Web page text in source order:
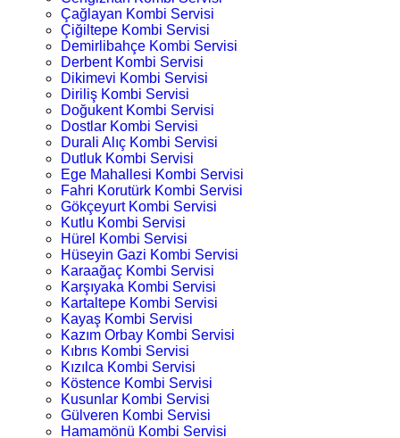
Çağlayan Kombi Servisi
Çiğiltepe Kombi Servisi
Demirlibahçe Kombi Servisi
Derbent Kombi Servisi
Dikimevi Kombi Servisi
Diriliş Kombi Servisi
Doğukent Kombi Servisi
Dostlar Kombi Servisi
Durali Alıç Kombi Servisi
Dutluk Kombi Servisi
Ege Mahallesi Kombi Servisi
Fahri Korutürk Kombi Servisi
Gökçeyurt Kombi Servisi
Kutlu Kombi Servisi
Hürel Kombi Servisi
Hüseyin Gazi Kombi Servisi
Karaağaç Kombi Servisi
Karşıyaka Kombi Servisi
Kartaltepe Kombi Servisi
Kayaş Kombi Servisi
Kazım Orbay Kombi Servisi
Kıbrıs Kombi Servisi
Kızılca Kombi Servisi
Köstence Kombi Servisi
Kusunlar Kombi Servisi
Gülveren Kombi Servisi
Hamamönü Kombi Servisi